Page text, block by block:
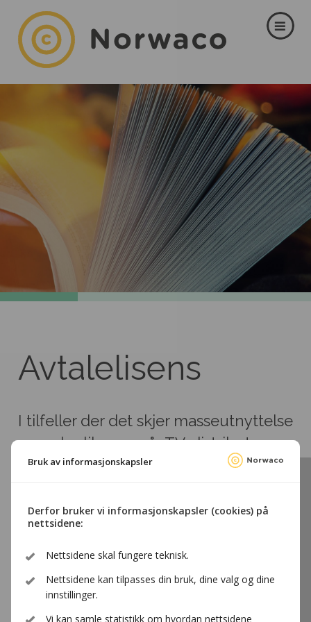
Bruk av informasjonskapsler
Derfor bruker vi informasjonskapsler (cookies) på
nettsidene:
Nettsidene skal fungere teknisk.
Nettsidene kan tilpasses din bruk, dine valg og dine
innstillinger.
Vi kan samle statistikk om hvordan nettsidene
Avtalelisens
I tilfeller der det skjer masseutnyttelse
av verk, slik som når TV-distributører
tilbyr hundrevis av TV-kanaler til sine
utgitte verk til bruk i undervisningen,
er det praktisk talt umulig for
brukeren å innhente samtykke fra og
betale vederlag til hver enkelt
rettighetshaver som medvirker.